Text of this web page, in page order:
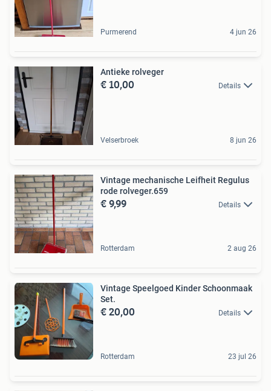
Purmerend 4 jun 26
Antieke rolveger
€ 10,00 Details
Velserbroek 8 jun 26
Vintage mechanische Leifheit Regulus
rode rolveger.659
€ 9,99 Details
Rotterdam 2 aug 26
Vintage Speelgoed Kinder Schoonmaak
Set.
€ 20,00 Details
Rotterdam 23 jul 26